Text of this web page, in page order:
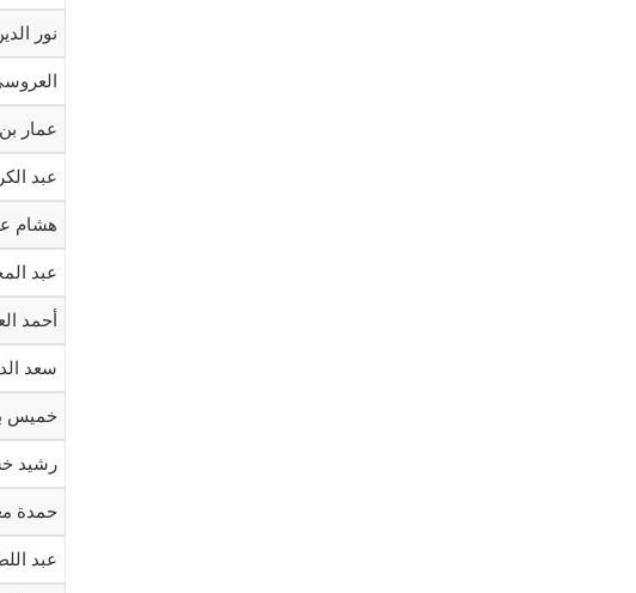
نور
عمار
عبد
هشام
عبد
أحمد
سعد
خميس
رشيد
حمدة
عبد